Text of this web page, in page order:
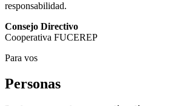
responsabilidad.
Consejo Directivo
Cooperativa FUCEREP
Para vos
Personas